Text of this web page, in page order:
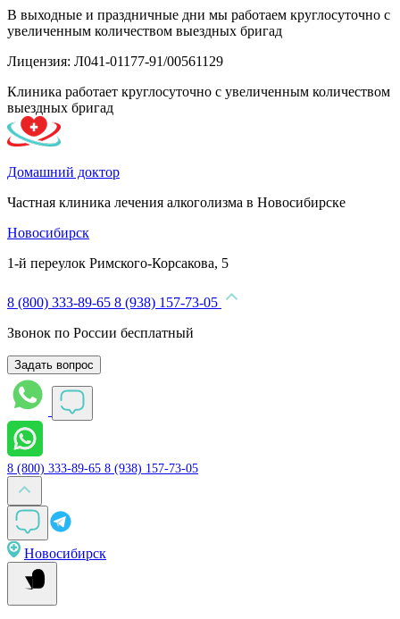
В выходные и праздничные дни мы работаем круглосуточно с
увеличенным количеством выездных бригад
Лицензия: Л041-01177-91/00561129
Клиника работает круглосуточно с увеличенным количеством
выездных бригад
Домашний доктор
Частная клиника лечения алкоголизма в Новосибирске
Новосибирск
1-й переулок Римского-Корсакова, 5
8 (800) 333-89-65 8 (938) 157-73-05
Звонок по России бесплатный
Задать вопрос
8 (800) 333-89-65 8 (938) 157-73-05
Новосибирск